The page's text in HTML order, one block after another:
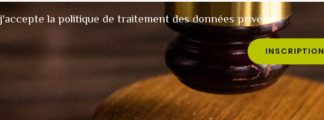
la politique de traitement des données privées.
INSCRIPTION